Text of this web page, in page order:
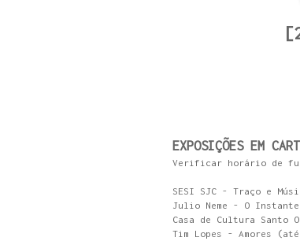
EXPOSIÇÕES EM
Verificar horário de
SESI SJC - Traço e
Julio Neme - O
Casa de Cultura
Tim Lopes - Amores